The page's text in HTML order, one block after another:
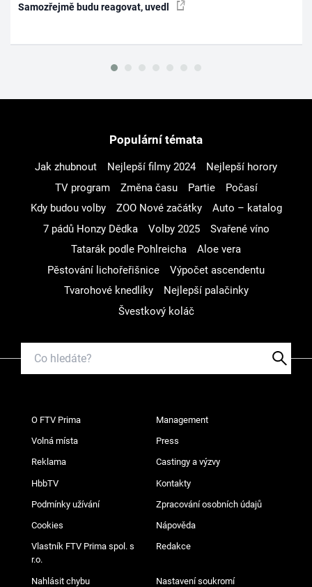
Samozřejmě budu reagovat, uvedl
Populární témata
Jak zhubnout Nejlepší filmy 2024
Nejlepší horory
TV program
Změna času Partie
Počasí
Kdy budou volby
ZOO Nové začátky
Auto – katalog
7 pádů Honzy Dědka
Volby 2025
Svařené víno
Tatarák podle Pohlreicha
Aloe vera
Pěstování lichořeřišnice
Výpočet ascendentu
Tvarohové knedlíky
Nejlepší palačinky
Švestkový koláč
O FTV Prima Management
Volná místa Press
Reklama Castingy a výzvy
HbbTV Kontakty
Podmínky užívání Zpracování osobních údajů
Cookies Nápověda
Vlastník FTV Prima spol. s
r.o.
Redakce
Nahlásit chybu Nastavení soukromí